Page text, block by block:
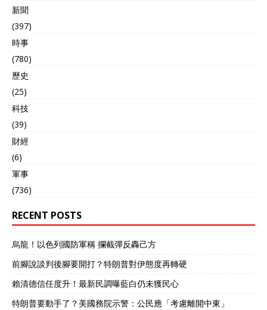
新聞
(397)
時事
(780)
歷史
(25)
科技
(39)
財經
(6)
軍事
(736)
RECENT POSTS
烏龍！以色列國防軍稱 攔截彈反轟己方
前腳說談判後腳要開打？特朗普對伊態度再轉硬
賴清德信任度升！最新民調曝藍白仍未獲民心
特朗普要動手了？美國務院示警：公民應「考慮離開中東」